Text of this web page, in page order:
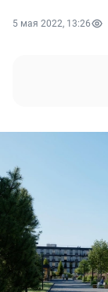
5 мая 2022, 13:26